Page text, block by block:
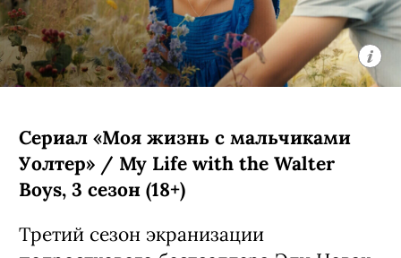
Сериал «Моя жизнь с мальчиками
Уолтер» / My Life with the Walter
Boys, 3 сезон (18+)